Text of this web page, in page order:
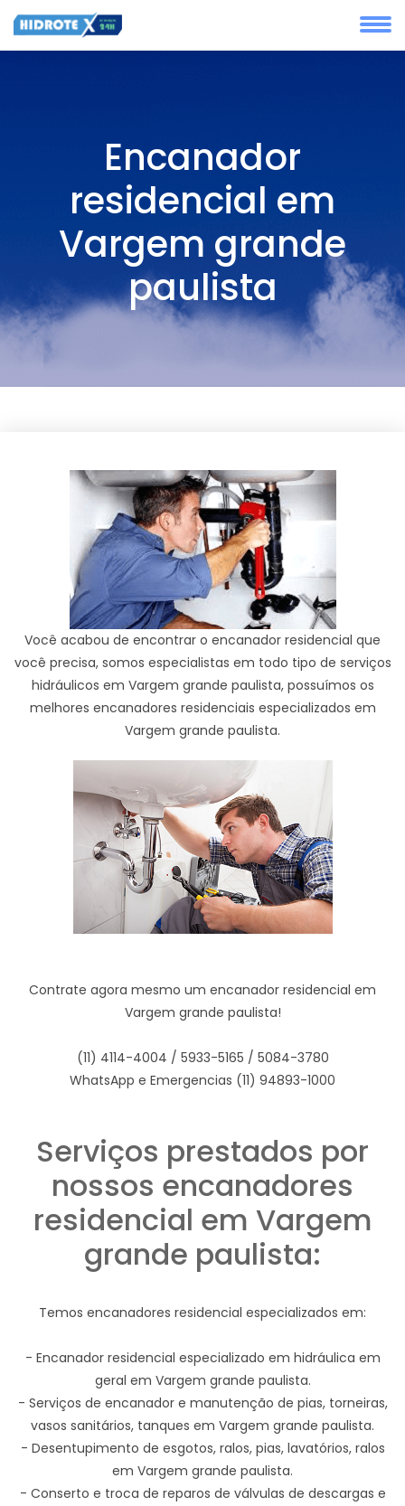
Encanador
residencial em
Vargem grande
paulista
Você acabou de encontrar o encanador residencial que
você precisa, somos especialistas em todo tipo de serviços
hidráulicos em Vargem grande paulista, possuímos os
melhores encanadores residenciais especializados em
Vargem grande paulista.
Contrate agora mesmo um encanador residencial em
Vargem grande paulista!
(11) 4114-4004 / 5933-5165 / 5084-3780
WhatsApp e Emergencias (11) 94893-1000
Serviços prestados por
nossos encanadores
residencial em Vargem
grande paulista:
Temos encanadores residencial especializados em:
- Encanador residencial especializado em hidráulica em
geral em Vargem grande paulista.
- Serviços de encanador e manutenção de pias, torneiras,
vasos sanitários, tanques em Vargem grande paulista.
- Desentupimento de esgotos, ralos, pias, lavatórios, ralos
em Vargem grande paulista.
- Conserto e troca de reparos de válvulas de descargas e